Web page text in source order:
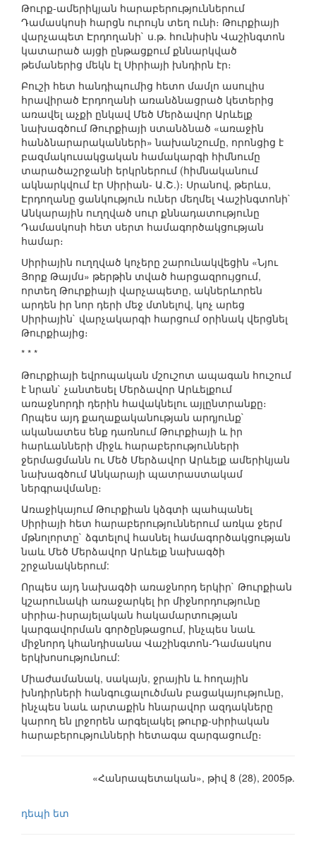
Թուրք-ամերիկյան հարաբերություններում
Դամասկոսի հարցն ուրույն տեղ ունի։ Թուրքիայի
վարչապետ Էրդողանի` ս.թ. հունիսին Վաշինգտոն
կատարած այցի ընթացքում քննարկված
թեմաներից մեկն էլ Սիրիայի խնդիրն էր։
Բուշի հետ հանդիպումից հետո մամլո ասուլիս
հրավիրած Էրդողանի առանձնացրած կետերից
առավել աչքի ընկավ Մեծ Մերձավոր Արևելք
նախագծում Թուրքիայի ստանձնած «առաջին
հանձնարարականների» նախանշումը, որոնցից է
բազմակուսակցական համակարգի հիմնումը
տարածաշրջանի երկրներում (հիմնականում
ակնարկվում էր Սիրիան- Ա.Շ.)։ Սրանով, թերևս,
Էրդողանը ցանկություն ուներ մեղմել Վաշինգտոնի`
Անկարային ուղղված սուր քննադատությունը
Դամասկոսի հետ սերտ համագործակցության
համար։
Սիրիային ուղղված կոչերը շարունակվեցին «Նյու
Յորք Թայմս» թերթին տված հարցազրույցում,
որտեղ Թուրքիայի վարչապետը, ակներևորեն
արդեն իր նոր դերի մեջ մտնելով, կոչ արեց
Սիրիային` վարչակարգի հարցում օրինակ վերցնել
Թուրքիայից։
* * *
Թուրքիայի եվրոպական մշուշոտ ապագան հուշում
է նրան` չանտեսել Մերձավոր Արևելքում
առաջնորդի դերին հավակնելու այլընտրանքը։
Որպես այդ քաղաքականության արդյունք`
ականատես ենք դառնում Թուրքիայի և իր
հարևանների միջև հարաբերությունների
ջերմացմանն ու Մեծ Մերձավոր Արևելք ամերիկյան
նախագծում Անկարայի պատրաստակամ
ներգրավմանը։
Առաջիկայում Թուրքիան կձգտի պահպանել
Սիրիայի հետ հարաբերություններում առկա ջերմ
մթնոլորտը` ձգտելով հասնել համագործակցության
նաև Մեծ Մերձավոր Արևելք նախագծի
շրջանակներում:
Որպես այդ նախագծի առաջնորդ երկիր` Թուրքիան
կշարունակի առաջարկել իր միջնորդությունը
սիրիա-իսրայելական հակամարտության
կարգավորման գործընթացում, ինչպես նաև
միջնորդ կհանդիսանա Վաշինգտոն-Դամասկոս
երկխոսությունում:
Միաժամանակ, սակայն, ջրային և հողային
խնդիրների հանգուցալուծման բացակայությունը,
ինչպես նաև արտաքին հնարավոր ազդակները
կարող են լրջորեն արգելակել թուրք-սիրիական
հարաբերությունների հետագա զարգացումը։
«Հանրապետական», թիվ 8 (28), 2005թ.
դեպի ետ